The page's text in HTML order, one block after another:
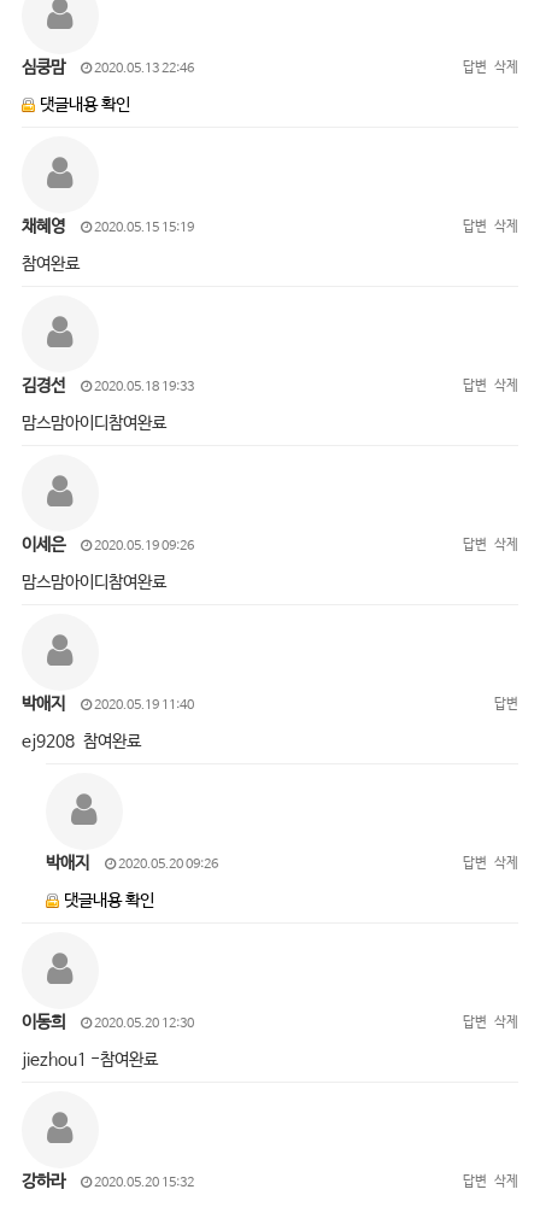
심쿵맘 2020.05.13 22:46 답변 삭제
댓글내용 확인
채혜영 2020.05.15 15:19 답변 삭제
참여완료
김경선 2020.05.18 19:33 답변 삭제
맘스맘아이디참여완료
이세은 2020.05.19 09:26 답변 삭제
맘스맘아이디참여완료
박애지 2020.05.19 11:40 답변
ej9208 참여완료
박애지 2020.05.20 09:26 답변 삭제
댓글내용 확인
이동희 2020.05.20 12:30 답변 삭제
jiezhou1 -참여완료
강하라 2020.05.20 15:32 답변 삭제